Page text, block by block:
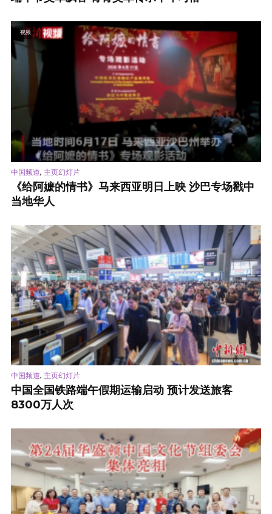
视频
中国频道, 主页幻灯片
《给阿嬷的情书》马来西亚明日上映 沙巴专场戳中
当地华人
中国频道, 主页幻灯片
中国全国铁路端午假期运输启动 预计发送旅客
8300万人次